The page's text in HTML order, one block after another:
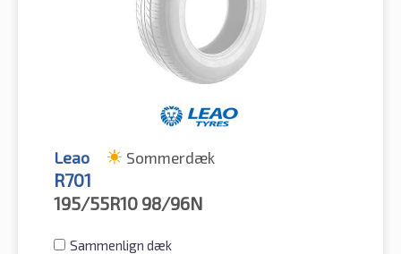
Leao Sommerdæk
R701
195/55R10 98/96N
Sammenlign dæk